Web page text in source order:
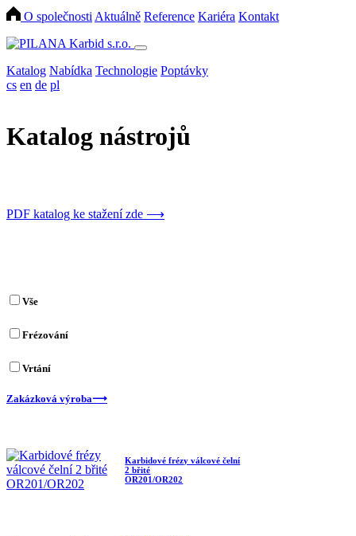
O společnosti Aktuálně Reference Kariéra Kontakt
Katalog Nabídka Technologie Poptávky
cs en de pl
Katalog nástrojů
PDF katalog ke stažení zde ⟶
Vše
Frézování
Vrtání
Zakázková výroba⟶
Karbidové frézy válcové čelní
2 břité
OR201/OR202